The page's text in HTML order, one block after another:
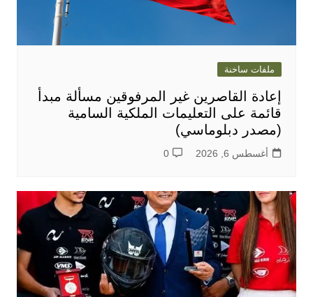
ملفات ساخنة
إعادة القاصرين غير المرفوقين مسألة مبدأ
قائمة على التعليمات الملكية السامية
(مصدر دبلوماسي)
أغسطس 6, 2026 0